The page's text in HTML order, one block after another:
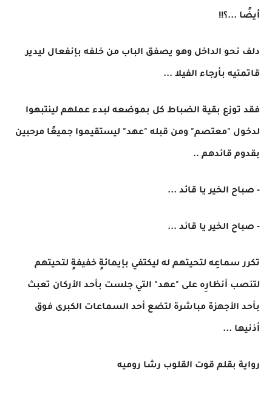
أيضًا ...؟!!
دلف نحو الداخل وهو يصفق الباب من خلفه بإنفعال ليدير
قاتمتيه بأرجاء الفيلا ...
فقد توزع بقية الضباط كل بموضعه لبدء عملهم لينتبهوا
لدخول "معتصم" ومن قبله "عهد" ليستقيموا جميعًا مرحبين
بقدوم قائدهم ..
- صباح الخير يا قائد ...
- صباح الخير يا قائد ...
تكرر سماعِه لتحيتهم له ليكتفي بإيمائةٍ خفيفةٍ لتحيتهم
لتنصب أنظارِه على "عهد" التي جلست بأحد الأركان تعبث
بأحد الأجهزة مباشرة لتضع أحد السماعات الكبرى فوق
أذنيها ...
رواية بقلم قوت القلوب رشا روميه